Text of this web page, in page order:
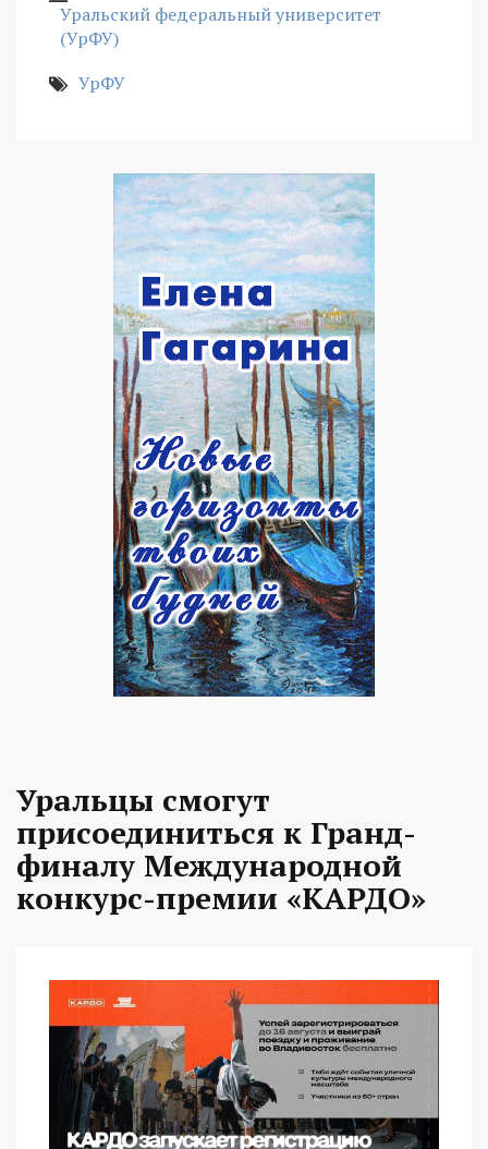
Уральский федеральный университет
(УрФУ)
УрФУ
Уральцы смогут
присоединиться к Гранд-
финалу Международной
конкурс-премии «КАРДО»